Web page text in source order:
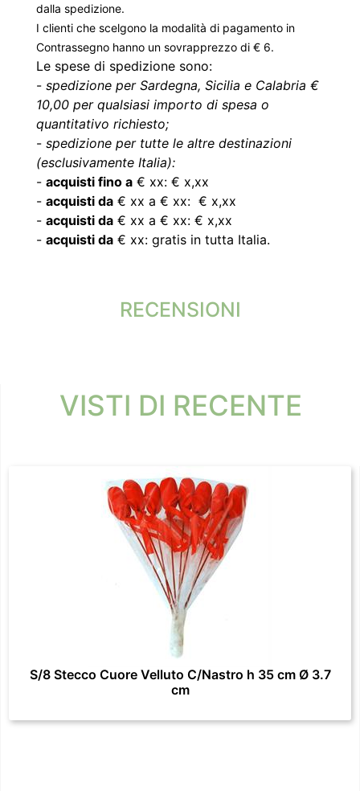
dalla spedizione.
I clienti che scelgono la modalità di pagamento in
Contrassegno hanno un sovrapprezzo di € 6.
Le spese di spedizione sono:
- spedizione per Sardegna, Sicilia e Calabria €
10,00 per qualsiasi importo di spesa o
quantitativo richiesto;
- spedizione per tutte le altre destinazioni
(esclusivamente Italia):
- acquisti fino a € xx: € x,xx
- acquisti da € xx a € xx: € x,xx
- acquisti da € xx a € xx: € x,xx
- acquisti da € xx: gratis in tutta Italia.
RECENSIONI
VISTI DI RECENTE
S/8 Stecco Cuore Velluto C/Nastro h 35 cm Ø 3.7
cm